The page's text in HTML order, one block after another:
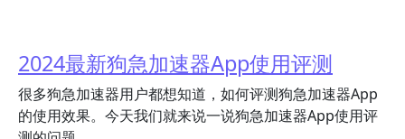
2024最新狗急加速器App使用评测
很多狗急加速器用户都想知道，如何评测狗急加速器App
的使用效果。今天我们就来说一说狗急加速器App使用评